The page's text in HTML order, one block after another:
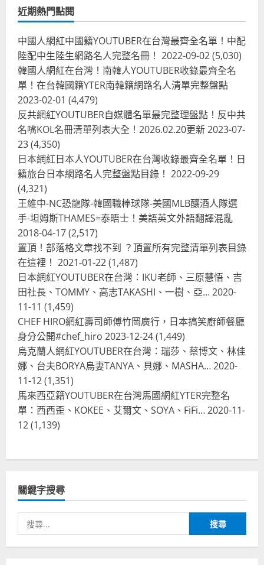
近期熱門點閱
中國人網紅中國籍YOUTUBER在台灣最齊全名單！中配
陸配中生陸生網路名人完整名冊！ 2022-09-02(5,030)
韓國人網紅在台灣！南韓人YOUTUBER收錄最齊全名
單！在台韓國籍YTER南韓籍網路名人清單完整盤點
2023-02-01 (4,479)
反共網紅YOUTUBER自媒體名單最完整理盤點！反中共
名嘴KOL名冊清單列表大全！2026.02.20更新2023-07-
23(4,350)
日本網紅日本人YOUTUBER在台灣收錄最齊全名單！日
籍旅台日本網路名人完整盤點目錄！ 2022-09-29
(4,321)
王維中-NC恐龍隊-韓國職棒球隊-美國MLB釀酒人隊選
手-坦姆斯THAMES=泰晤士！美語英文外語翻譯混亂
2018-04-17(2,517)
置頂！部落格文章找不到 ？頂置所有完整清單列表目錄
在這裡！ 2021-01-22(1,487)
日本網紅YOUTUBER在台灣：IKU老師、三原慧悟、吉
田社長、TOMMY、高志TAKASHI、一樹、亞…2020-
11-11 (1,459)
CHEF HIRO網紅壽司師傅竹岡廣行，日本搞笑廚師餐廳
身分公開#chef_hiro 2023-12-24(1,449)
烏克蘭人網紅YOUTUBER在台灣：瑞莎、蔡博文、林佳
娜、台夫BORYA烏妻TANYA、貝娜、MASHA…2020-
11-12(1,351)
馬來西亞籍YOUTUBER在台灣馬國網紅YTER完整名
單：西西歪、KOKEE、艾爾文、SOYA、FiFi…2020-11-
12(1,139)
關鍵字搜尋
尋
關
2
奧地利人愛喝珍奶、波霸奶茶奧地利
愛瘋、珍珠奶茶門市顧客大排長龍
3
台灣餐飲在全球 電影戲劇
獨家！芭比珍奶！珍珠奶茶飲料
BARBIE芭比娃娃肯尼電影聯名網友官
方影片！日出茶太CHATIME澳洲限定
活動
2023-08-03
4
台灣餐飲在全球
受歡迎，波霸奶茶門市顧客大排長
龍，網紅宣傳華沙珍奶店人潮多
2023-07-15
台灣餐飲在全球
美國人愛鼎泰豐小籠包！美國人吃鼎
泰豐受歡迎台灣米其林餐廳！加州賭
城西雅圖分店排隊人潮影片盤點
1
台灣餐飲在全球 國外時事
2024-02-06
台灣餐飲在全球 尚未分類
奧地利人愛喝珍奶、波霸奶茶奧地利